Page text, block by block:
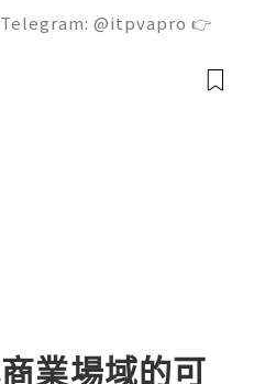
@itpvapro 👉
itpvapro.com Gmail i
業場域的可